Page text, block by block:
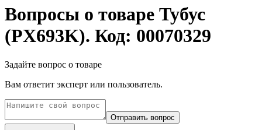
Вопросы о товаре Тубус
(PX693K). Код: 00070329
Задайте вопрос о товаре
Вам ответит эксперт или пользователь.
Отправить вопрос